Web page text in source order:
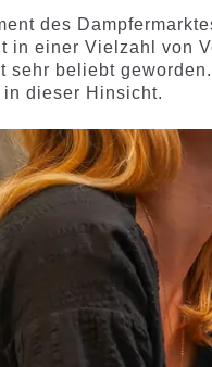
des
in einer Vielzahl von
sehr beliebt
in dieser Hinsicht.